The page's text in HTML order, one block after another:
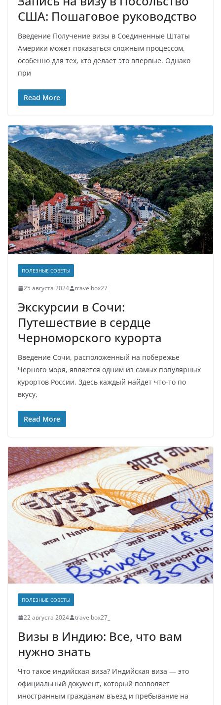
США: Пошаговое руководство
Введение Получение визы в Соединенные Штаты
Америки может показаться сложным процессом,
особенно для тех, кто делает это впервые. Однако
при
Read More
ПОЛЕЗНЫЕ СОВЕТЫ
25 августа 2024 travelbox27_
Экскурсии в Сочи:
Путешествие в сердце
Черноморского курорта
Введение Сочи, расположенный на побережье
Черного моря, является одним из самых популярных
курортов России. Здесь каждый найдет что-то по
вкусу,
Read More
ПОЛЕЗНЫЕ СОВЕТЫ
22 августа 2024 travelbox27_
Визы в Индию: Все, что вам
нужно знать
Что такое индийская виза? Индийская виза — это
официальный документ, который позволяет
иностранным гражданам въезд и пребывание на